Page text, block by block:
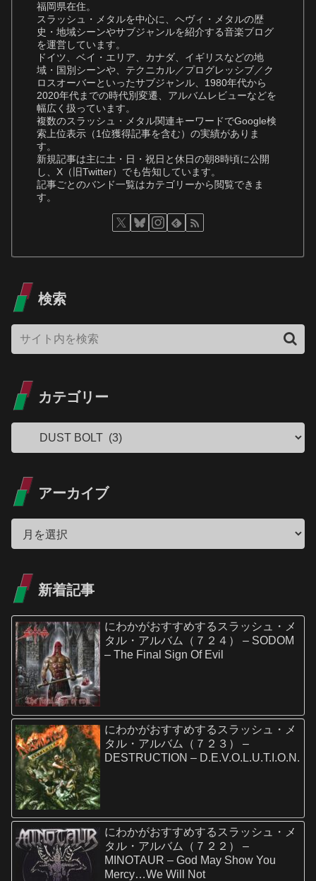
福岡県在住。
スラッシュ・メタルを中心に、ヘヴィ・メタルの歴
史・地域シーンやサブジャンルを紹介する音楽ブログ
を運営しています。
ドイツ、ベイ・エリア、カナダ、イギリスなどの地
域・国別シーンや、テクニカル／プログレッシブ／ク
ロスオーバーといったサブジャンル、1980年代から
2020年代までの時代別変遷、アルバムレビューなどを
幅広く扱っています。
複数のスラッシュ・メタル関連キーワードでGoogle検
索上位表示（1位獲得記事を含む）の実績がありま
す。
新規記事は主に土・日・祝日と休日の朝8時頃に公開
し、X（旧Twitter）でも告知しています。
記事ごとのバンド一覧はカテゴリーから閲覧できま
す。
検索
カテゴリー
アーカイブ
新着記事
にわかがおすすめするスラッシュ・メ
タル・アルバム（７２４） – SODOM
– The Final Sign Of Evil
にわかがおすすめするスラッシュ・メ
タル・アルバム（７２３） –
DESTRUCTION – D.E.V.O.L.U.T.I.O.N.
にわかがおすすめするスラッシュ・メ
タル・アルバム（７２２） –
MINOTAUR – God May Show You
Mercy…We Will Not